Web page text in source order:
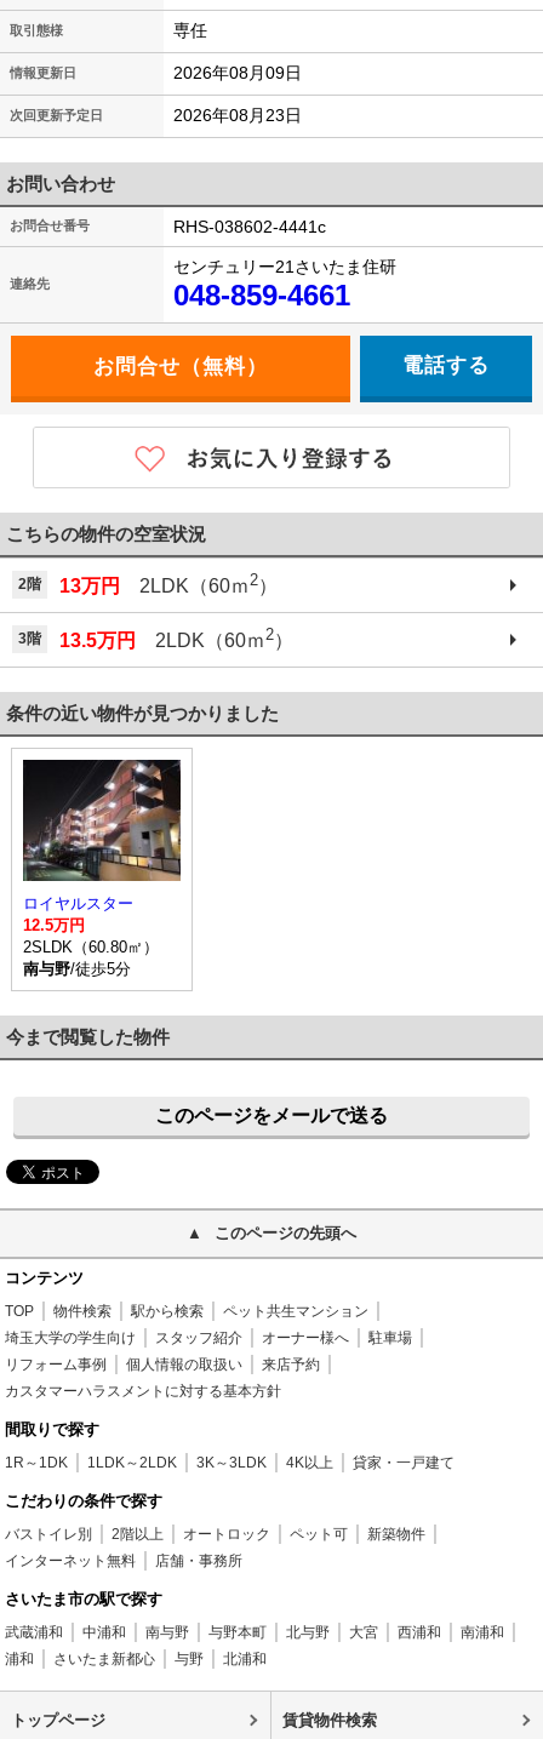
取引態様 専任
情報更新日 2026年08月09日
次回更新予定日 2026年08月23日
お問い合わせ
お問合せ番号 RHS-038602-4441c
連絡先
センチュリー21さいたま住研
048-859-4661
電話する
こちらの物件の空室状況
2階 13万円 2LDK（60ｍ 2）
3階 13.5万円 2LDK（60ｍ 2）
条件の近い物件が見つかりました
ロイヤルスター
12.5万円
2SLDK（60.80㎡）
南与野/徒歩5分
今まで閲覧した物件
このページをメールで送る
このページの先頭へ
コンテンツ
TOP 物件検索 駅から検索
ペット共生マンション
埼玉大学の学生向け
スタッフ紹介 オーナー様へ
駐車場
リフォーム事例
個人情報の取扱い
来店予約
カスタマーハラスメントに対する基本方針
間取りで探す
1R～1DK 1LDK～2LDK 3K～3LDK 4K以上 貸家・一戸建て
こだわりの条件で探す
バストイレ別 2階以上 オートロック ペット可
新築物件
インターネット無料
店舗・事務所
さいたま市の駅で探す
武蔵浦和 中浦和 南与野 与野本町 北与野 大宮 西浦和
南浦和
浦和
さいたま新都心 与野 北浦和
トップページ 賃貸物件検索